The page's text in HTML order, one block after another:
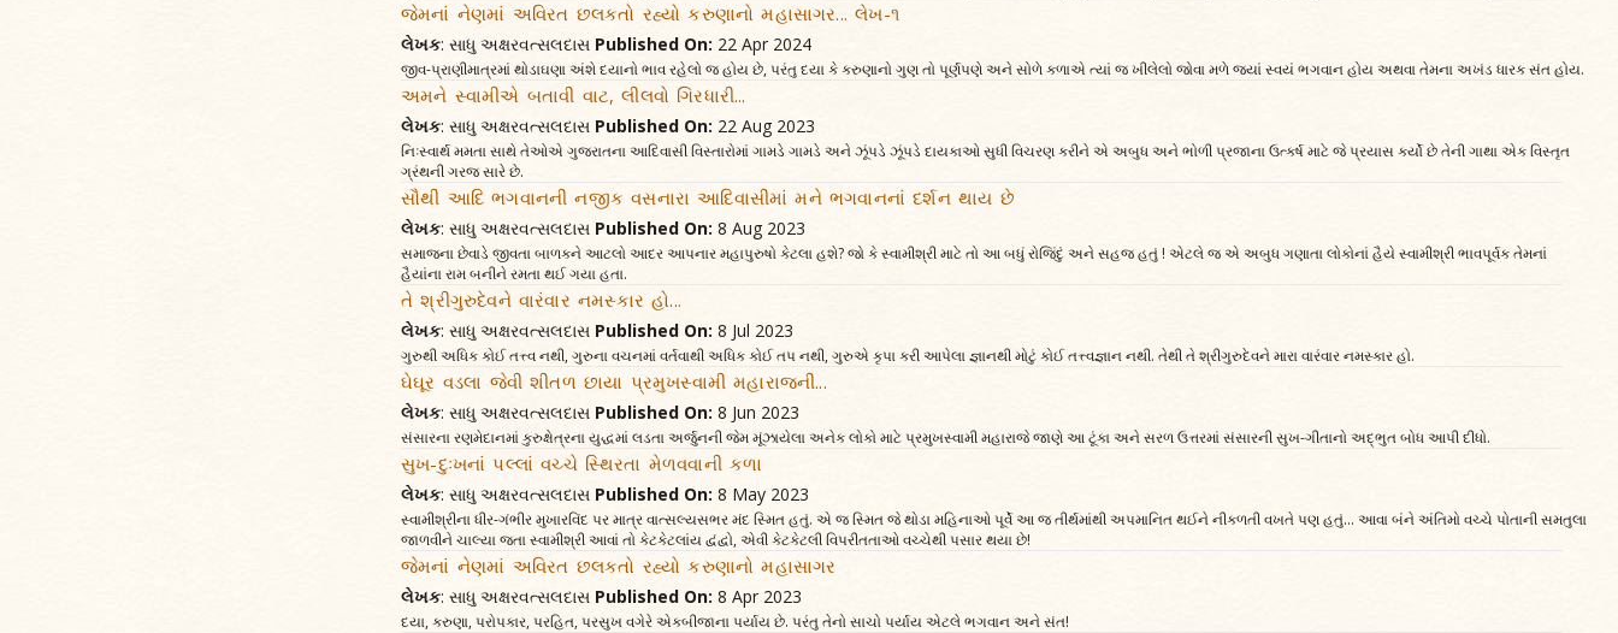
જેમનાં નેણમાં અવિરત છલકતો રહ્યો કરુણાનો મહાસાગર... લેખ-૧
લેખક: સાધુ અક્ષરવત્સલદાસ Published On: 22 Apr 2024
જીવ-પ્રાણીમાત્રમાં થોડાઘણા અંશે દયાનો ભાવ રહેલો જ હોય છે, પરંતુ દયા કે કરુણાનો ગુણ તો પૂર્ણપણે અને સોળે કળાએ ત્યાં જ ખીલેલો જોવા મળે જ્યાં સ્વયં ભગવાન હોય અથવા તેમના અખંડ ધારક સંત હોય.
અમને સ્વામીએ બતાવી વાટ, લીલવો ગિરધારી...
લેખક: સાધુ અક્ષરવત્સલદાસ Published On: 22 Aug 2023
નિઃસ્વાર્થ મમતા સાથે તેઓએ ગુજરાતના આદિવાસી વિસ્તારોમાં ગામડે ગામડે અને ઝૂંપડે ઝૂંપડે દાયકાઓ સુધી વિચરણ કરીને એ અબુધ અને ભોળી પ્રજાના ઉત્કર્ષ માટે જે પ્રયાસ કર્યો છે તેની ગાથા એક વિસ્તૃત
ગ્રંથની ગરજ સારે છે.
સૌથી આદિ ભગવાનની નજીક વસનારા આદિવાસીમાં મને ભગવાનનાં દર્શન થાય છે
લેખક: સાધુ અક્ષરવત્સલદાસ Published On: 8 Aug 2023
સમાજના છેવાડે જીવતા બાળકને આટલો આદર આપનાર મહાપુરુષો કેટલા હશે? જો કે સ્વામીશ્રી માટે તો આ બધું રોજિંદું અને સહજ હતું ! એટલે જ એ અબુધ ગણાતા લોકોનાં હૈયે સ્વામીશ્રી ભાવપૂર્વક તેમનાં
હૈયાંના રામ બનીને રમતા થઈ ગયા હતા.
તે શ્રીગુરુદેવને વારંવાર નમસ્કાર હો...
લેખક: સાધુ અક્ષરવત્સલદાસ Published On: 8 Jul 2023
ગુરુથી અધિક કોઈ તત્ત્વ નથી, ગુરુના વચનમાં વર્તવાથી અધિક કોઈ તપ નથી, ગુરુએ કૃપા કરી આપેલા જ્ઞાનથી મોટું કોઈ તત્ત્વજ્ઞાન નથી. તેથી તે શ્રીગુરુદેવને મારા વારંવાર નમસ્કાર હો.
ઘેઘૂર વડલા જેવી શીતળ છાયા પ્રમુખસ્વામી મહારાજની...
લેખક: સાધુ અક્ષરવત્સલદાસ Published On: 8 Jun 2023
સંસારના રણમેદાનમાં કુરુક્ષેત્રના યુદ્ધમાં લડતા અર્જુનની જેમ મૂંઝાયેલા અનેક લોકો માટે પ્રમુખસ્વામી મહારાજે જાણે આ ટૂંકા અને સરળ ઉત્તરમાં સંસારની સુખ-ગીતાનો અદ્ભુત બોધ આપી દીધો.
સુખ-દુઃખનાં પલ્લાં વચ્ચે સ્થિરતા મેળવવાની કળા
લેખક: સાધુ અક્ષરવત્સલદાસ Published On: 8 May 2023
સ્વામીશ્રીના ધીર-ગંભીર મુખારવિંદ પર માત્ર વાત્સલ્યસભર મંદ સ્મિત હતું. એ જ સ્મિત જે થોડા મહિનાઓ પૂર્વે આ જ તીર્થમાંથી અપમાનિત થઈને નીકળતી વખતે પણ હતું... આવા બંને અંતિમો વચ્ચે પોતાની સમતુલા
જાળવીને ચાલ્યા જતા સ્વામીશ્રી આવાં તો કેટકેટલાંય દ્વંદ્વો, એવી કેટકેટલી વિપરીતતાઓ વચ્ચેથી પસાર થયા છે!
જેમનાં નેણમાં અવિરત છલકતો રહ્યો કરુણાનો મહાસાગર
લેખક: સાધુ અક્ષરવત્સલદાસ Published On: 8 Apr 2023
દયા, કરુણા, પરોપકાર, પરહિત, પરસુખ વગેરે એકબીજાના પર્યાય છે. પરંતુ તેનો સાચો પર્યાય એટલે ભગવાન અને સંત!